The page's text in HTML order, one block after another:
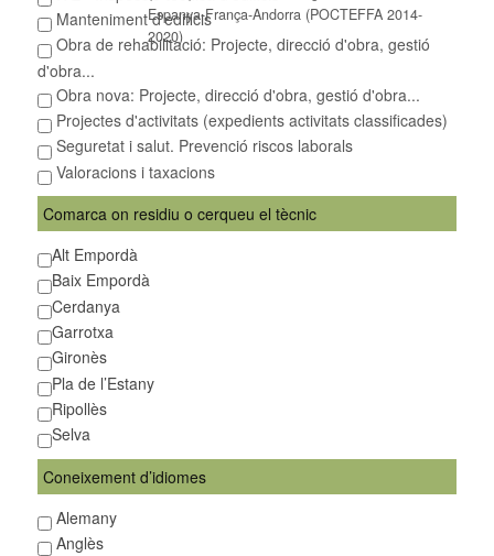
Espanya-França-Andorra (POCTEFFA 2014-
2020)
Manteniment d'edificis
Obra de rehabilitació: Projecte, direcció d'obra, gestió
d'obra...
Obra nova: Projecte, direcció d'obra, gestió d'obra...
Projectes d'activitats (expedients activitats classificades)
Seguretat i salut. Prevenció riscos laborals
Valoracions i taxacions
Comarca on residiu o cerqueu el tècnic
Alt Empordà
Baix Empordà
Cerdanya
Garrotxa
Gironès
Pla de l’Estany
Ripollès
Selva
Coneixement d’idiomes
Alemany
Anglès